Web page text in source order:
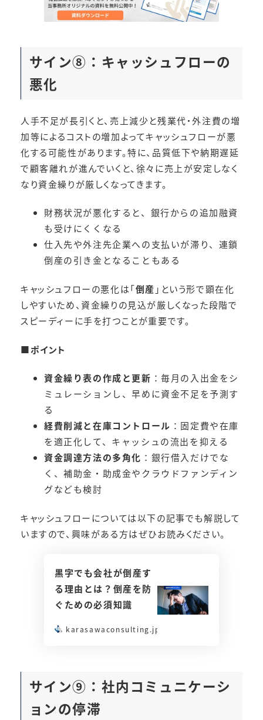
サイン⑧： キャッシュフローの
悪化
人手不足が長引くと、売上減少と残業代・外注費の増
加等によるコストの増加よってキャッシュフローが悪
化する可能性があります。特に、品質低下や納期遅延
で顧客離れが進んでいくと、徐々に売上が安定しなく
なり資金繰りが厳しくなってきます。
財務状況が悪化すると、銀行からの追加融資
も受けにくくなる
仕入先や外注先企業への支払いが滞り、連鎖
倒産の引き金となることもある
キャッシュフローの悪化は「倒産 」という形で顕在化
しやすいため、資金繰りの見込が厳しくなった段階で
スピーディーに手を打つことが重要です。
■ポイント
資金繰り表の作成と更新 ：毎月の入出金をシ
ミュレーションし、早めに資金不足を予測す
る
経費削減と在庫コントロール ：固定費や在庫
を適正化して、キャッシュの流出を抑える
資金調達方法の多角化 ：銀行借入だけでな
く、補助金・助成金やクラウドファンディン
グなども検討
キャッシュフローについては以下の記事でも解説して
いますので、興味がある方はぜひお読みください。
黒字でも会社が倒産す
る理由とは？倒産を防
ぐための必須知識
karasawaconsulting.jp
サイン⑨： 社内コミュニケーシ
ョンの停滞